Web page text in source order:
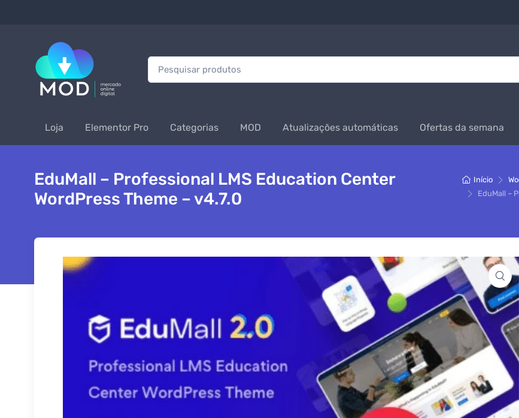
Procurar:
Loja Elementor Pro Categorias MOD Atualizações automáticas Ofertas da semana
Início
EduMall –
EduMall – Professional LMS Education Center
WordPress Theme – v4.7.0